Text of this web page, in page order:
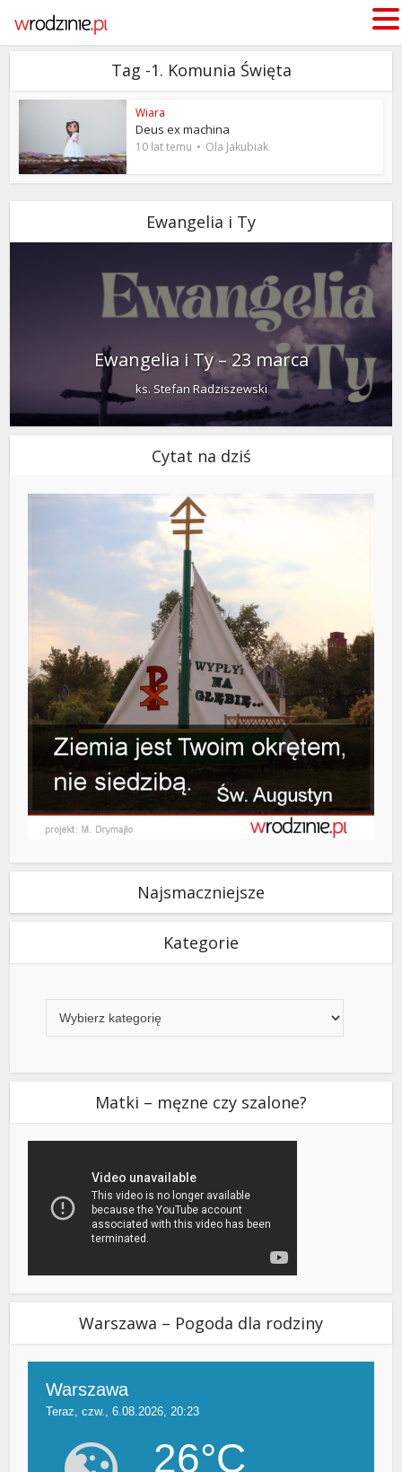
Tag -1. Komunia Święta
Wiara
Deus ex machina
10 lat temu Ola Jakubiak
Ewangelia i Ty
Ewangelia i Ty – 23 marca
ks. Stefan Radziszewski
Cytat na dziś
Najsmaczniejsze
Kategorie
Matki – męzne czy szalone?
Warszawa – Pogoda dla rodziny